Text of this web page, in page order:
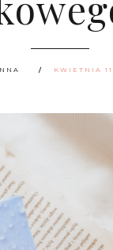
KWIETNIA